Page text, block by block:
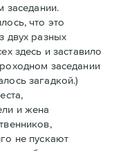
заседании.
что это
двух разных
здесь и заставило
заседании
загадкой.)
и жена
не пускают